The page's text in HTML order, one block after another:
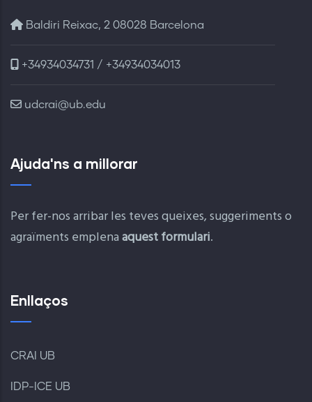
Baldiri Reixac, 2 08028 Barcelona
+34934034731 / +34934034013
udcrai@ub.edu
Ajuda'ns a millorar
Per fer-nos arribar les teves queixes, suggeriments o
agraïments emplenaaquest formulari.
Enllaços
CRAI UB
IDP-ICE UB